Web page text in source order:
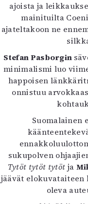
ajoista ja
mainituilta
ajateltakoon ne
Stefan Pasborgin
minimalismi luo
happoisen
onnistuu
Suomalainen
sukupolven
Tytöt tytöt tytöt ja
jäävät elokuvataiteen
oleva